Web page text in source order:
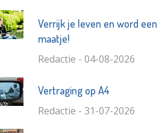
Verrijk je leven en word een
maatje!
Redactie - 04-08-2026
Vertraging op A4
Redactie - 31-07-2026